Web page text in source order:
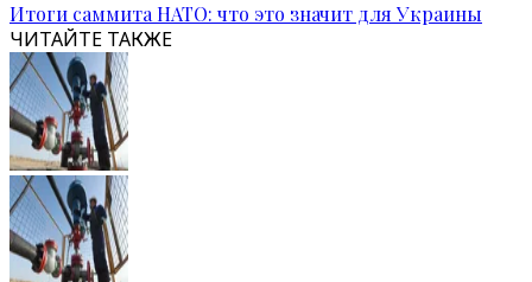
Итоги саммита НАТО: что это значит для Украины
ЧИТАЙТЕ ТАКЖЕ